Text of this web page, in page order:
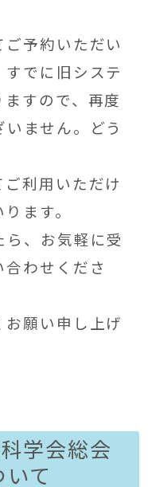
予約いただい
でに旧システ
すので、再度
ません。どう
利用いただけ
ます。
、お気軽に受
わせくださ
願い申し上げ
学会総会
て